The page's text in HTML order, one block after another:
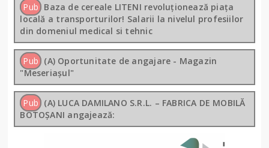
Pub Baza de cereale LITENI revoluționează piața
locală a transporturilor! Salarii la nivelul profesiilor
din domeniul medical si tehnic
Pub (A) Oportunitate de angajare - Magazin
"Meseriașul"
Pub (A) LUCA DAMILANO S.R.L. – FABRICA DE MOBILĂ
BOTOȘANI angajează: